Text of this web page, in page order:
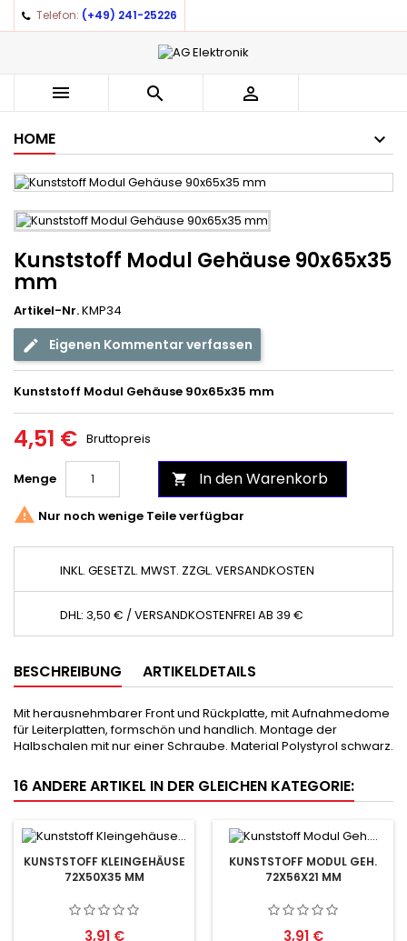
Telefon: (+49) 241-25226
  
HOME
Kunststoff Modul Gehäuse 90x65x35
mm
Artikel-Nr.KMP34
Eigenen Kommentar verfassen
Kunststoff Modul Gehäuse 90x65x35 mm
4,51 € Bruttopreis
Menge  In den Warenkorb
 Nur noch wenige Teile verfügbar
INKL. GESETZL. MWST. ZZGL. VERSANDKOSTEN
DHL: 3,50 € / VERSANDKOSTENFREI AB 39 €
BESCHREIBUNG ARTIKELDETAILS
Mit herausnehmbarer Front und Rückplatte, mit Aufnahmedome
für Leiterplatten, formschön und handlich. Montage der
Halbschalen mit nur einer Schraube. Material Polystyrol schwarz.
16 ANDERE ARTIKEL IN DER GLEICHEN KATEGORIE:
KUNSTSTOFF KLEINGEHÄUSE
72X50X35 MM
Preis
3,91 €
KUNSTSTOFF MODUL GEH.
72X56X21 MM
Preis
3,91 €